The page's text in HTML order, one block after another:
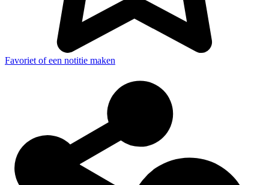
Favoriet of een notitie maken